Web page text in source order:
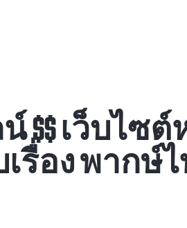
$$ เว็บไซ
รื่อง พากษ์